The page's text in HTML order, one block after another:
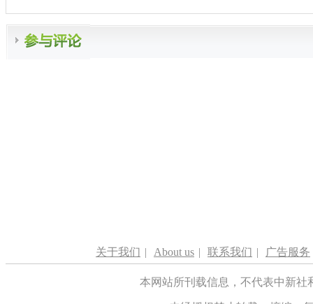
关于我们 | About us | 联系我们 | 广告服务
本网站所刊载信息，不代表中新